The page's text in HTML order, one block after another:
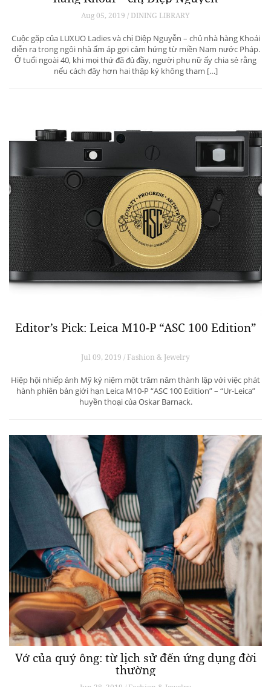
Aug 05, 2019 / DINING LIBRARY
Cuộc gặp của LUXUO Ladies và chị Diệp Nguyễn – chủ nhà hàng Khoái
diễn ra trong ngôi nhà ấm áp gợi cảm hứng từ miền Nam nước Pháp.
Ở tuổi ngoài 40, khi mọi thứ đã đủ đầy, người phụ nữ ấy chia sẻ rằng
nếu cách đây hơn hai thập kỷ không tham […]
Editor’s Pick: Leica M10-P “ASC 100 Edition”
Jul 09, 2019 / Fashion & Jewelry
Hiệp hội nhiếp ảnh Mỹ kỷ niệm một trăm năm thành lập với việc phát
hành phiên bản giới hạn Leica M10-P “ASC 100 Edition” – “Ur-Leica”
huyền thoại của Oskar Barnack.
Vớ của quý ông: từ lịch sử đến ứng dụng đời
thường